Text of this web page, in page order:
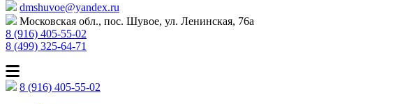
dmshuvoe@yandex.ru
Московская обл., пос. Шувое, ул. Ленинская, 76а
8 (916) 405-55-02
8 (499) 325-64-71
8 (916) 405-55-02